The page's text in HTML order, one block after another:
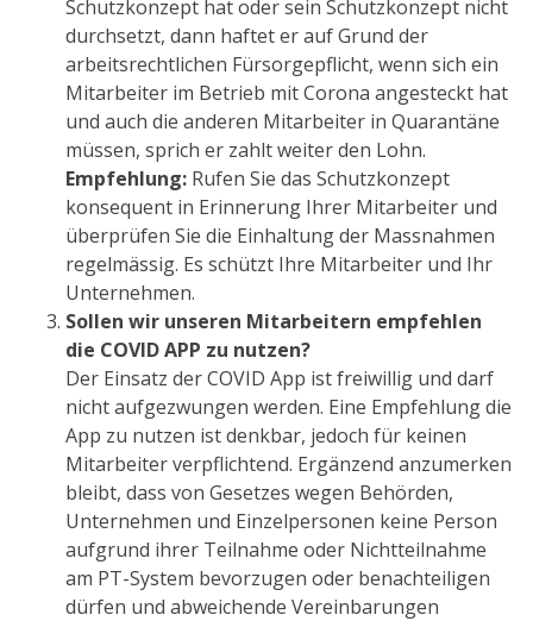
Schutzkonzept hat oder sein Schutzkonzept nicht
durchsetzt, dann haftet er auf Grund der
arbeitsrechtlichen Fürsorgepflicht, wenn sich ein
Mitarbeiter im Betrieb mit Corona angesteckt hat
und auch die anderen Mitarbeiter in Quarantäne
müssen, sprich er zahlt weiter den Lohn.
Empfehlung: Rufen Sie das Schutzkonzept
konsequent in Erinnerung Ihrer Mitarbeiter und
überprüfen Sie die Einhaltung der Massnahmen
regelmässig. Es schützt Ihre Mitarbeiter und Ihr
Unternehmen.
Sollen wir unseren Mitarbeitern empfehlen
die COVID APP zu nutzen?
Der Einsatz der COVID App ist freiwillig und darf
nicht aufgezwungen werden. Eine Empfehlung die
App zu nutzen ist denkbar, jedoch für keinen
Mitarbeiter verpflichtend. Ergänzend anzumerken
bleibt, dass von Gesetzes wegen Behörden,
Unternehmen und Einzelpersonen keine Person
aufgrund ihrer Teilnahme oder Nichtteilnahme
am PT-System bevorzugen oder benachteiligen
dürfen und abweichende Vereinbarungen